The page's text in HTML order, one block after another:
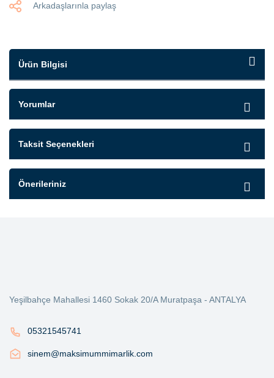
Arkadaşlarınla paylaş
Ürün Bilgisi
Yorumlar
Taksit Seçenekleri
Önerileriniz
Yeşilbahçe Mahallesi 1460 Sokak 20/A Muratpaşa - ANTALYA
05321545741
sinem@maksimummimarlik.com